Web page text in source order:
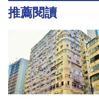
推薦閱讀